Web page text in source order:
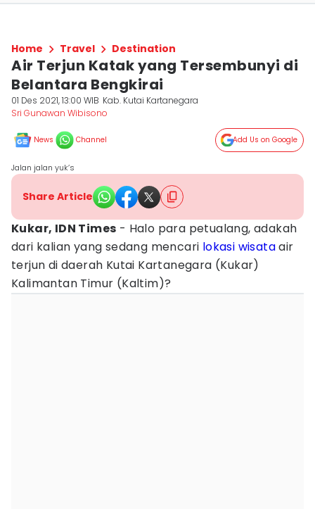
Home Travel Destination
Air Terjun Katak yang Tersembunyi di
Belantara Bengkirai
01 Des 2021, 13:00 WIB Kab. Kutai Kartanegara
Sri Gunawan Wibisono
News Channel Add Us on Google
Jalan jalan yuk’s
Share Article
Kukar, IDN Times - Halo para petualang, adakah
dari kalian yang sedang mencari lokasi wisataair
terjun di daerah Kutai Kartanegara (Kukar)
Kalimantan Timur (Kaltim)?